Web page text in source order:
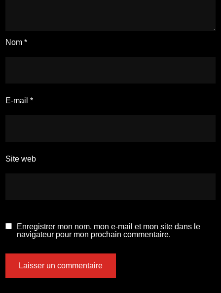
Nom*
E-mail*
Site web
Enregistrer mon nom, mon e-mail et mon site dans le
navigateur pour mon prochain commentaire.